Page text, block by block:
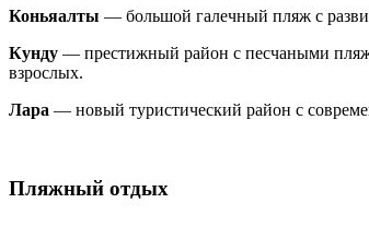
Коньяалты — большой галечный пляж с
Кунду — престижный район с песчаными
взрослых.
Лара — новый туристический район с
Пляжный отдых